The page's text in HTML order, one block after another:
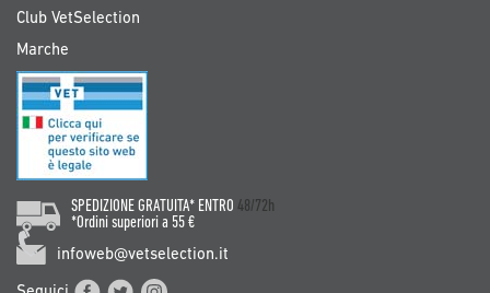
Club VetSelection
Marche
SPEDIZIONE GRATUITA* ENTRO 48/72h
*Ordini superiori a 55 €
infoweb@vetselection.it